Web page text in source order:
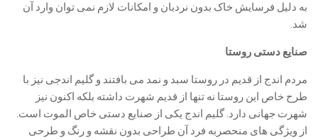
به دلیل فرسایش خاک بدون نردبان و امکانات لازم نمی توان وارد آن
شد.
صنایع دستی روستا
مردم اندج از قدیم در روستا سبد و نمد می بافتند و گلیم اندجی نیز با
طرح خاص این روستا نه تنها از قدیم شهرت داشته بلکه اکنون نیز
شهرت جهانی دارد. گلیم اندج یکی از صنایع دستی‌ خاص الموت است.
از ویژگی های منحصربه ‌فرد آن طراحی بدون نقشه و رنگ و طرحی